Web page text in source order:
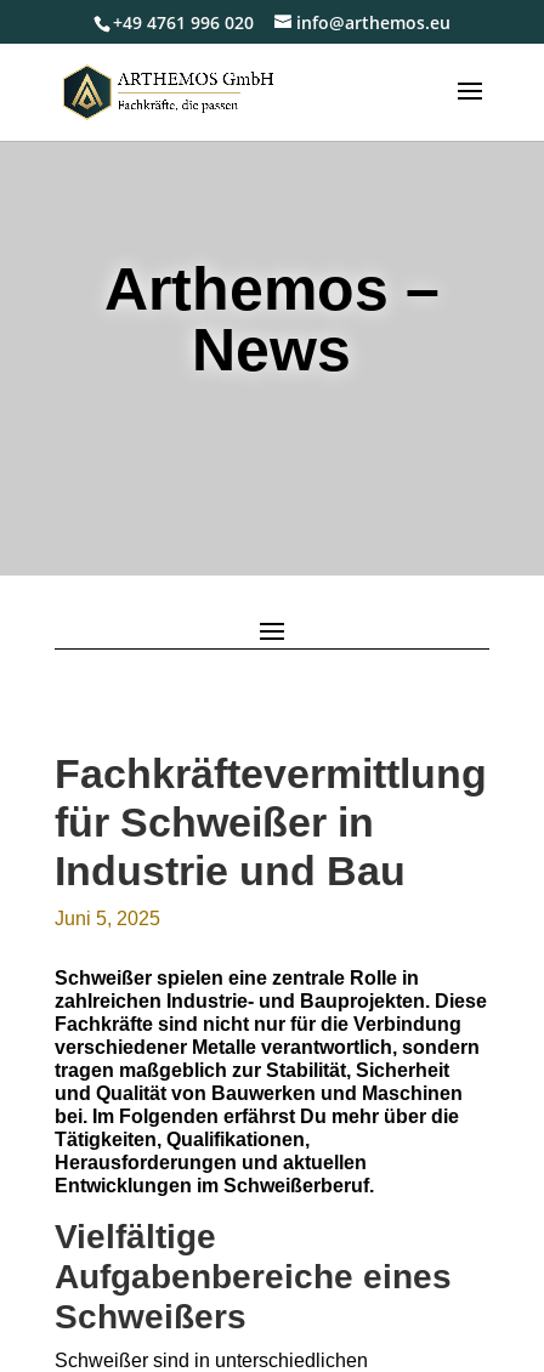
+49 4761 996 020 info@arthemos.eu
Arthemos –
News
Fachkräftevermittlung
für Schweißer in
Industrie und Bau
Juni 5, 2025
Schweißer spielen eine zentrale Rolle in
zahlreichen Industrie- und Bauprojekten. Diese
Fachkräfte sind nicht nur für die Verbindung
verschiedener Metalle verantwortlich, sondern
tragen maßgeblich zur Stabilität, Sicherheit
und Qualität von Bauwerken und Maschinen
bei. Im Folgenden erfährst Du mehr über die
Tätigkeiten, Qualifikationen,
Herausforderungen und aktuellen
Entwicklungen im Schweißerberuf.
Vielfältige
Aufgabenbereiche eines
Schweißers
Schweißer sind in unterschiedlichen